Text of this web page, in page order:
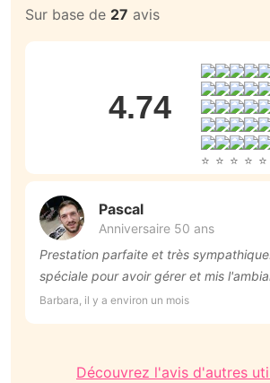
Sur base de 27 avis
4.74
Pascal
Anniversaire 50 ans
Prestation parfaite et très
spéciale pour avoir gérer et mis
canicule ! Je recommande +++
Barbara, il y a environ un mois
Découvrez l'avis d'autres